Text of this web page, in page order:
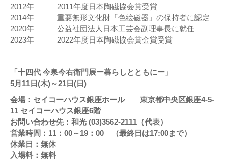
2012年 2011年度日本陶磁協会賞受賞
2014年 重要無形文化財「色絵磁器」の保持者に認定
2020年 公益社団法人日本工芸会副理事長に就任
2023年 2022年度日本陶磁協会賞金賞受賞
「十四代 今泉今右衛門展ー暮らしとともにー」
5月11日(木)～21日(日)
会場：セイコーハウス銀座ホール 東京都中央区銀座4-5-
11 セイコーハウス銀座6階
お問い合わせ先：和光 (03)3562-2111（代表）
営業時間：11：00～19：00 （最終日は17:00まで）
休業日：無休
入場料：無料